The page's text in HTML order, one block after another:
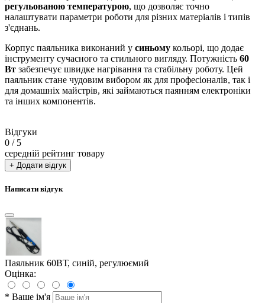
регульованою температурою, що дозволяє точно
налаштувати параметри роботи для різних матеріалів і типів
з'єднань.
Корпус паяльника виконаний у синьому кольорі, що додає
інструменту сучасного та стильного вигляду. Потужність 60
Вт забезпечує швидке нагрівання та стабільну роботу. Цей
паяльник стане чудовим вибором як для професіоналів, так і
для домашніх майстрів, які займаються паянням електроніки
та інших компонентів.
Відгуки
0 / 5
середній рейтинг товару
+ Додати відгук
Написати відгук
Паяльник 60ВТ, синій, регулюємий
Оцінка:
* Ваше ім'я